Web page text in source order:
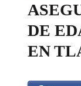
DE
EN